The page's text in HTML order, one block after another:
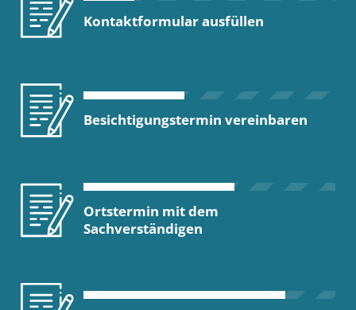
Kontaktformular ausfüllen
Besichtigungstermin vereinbaren
Ortstermin mit dem
Sachverständigen